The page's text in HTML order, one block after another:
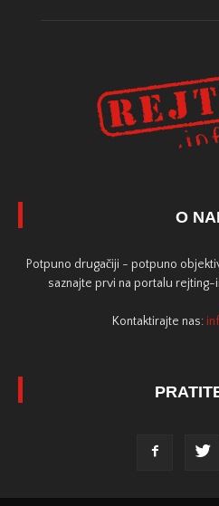
O
Potpuno drugačiji - potpuno
saznajte prvi na portalu
Kontaktirajte nas: